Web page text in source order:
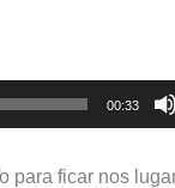
00:33
para ficar nos